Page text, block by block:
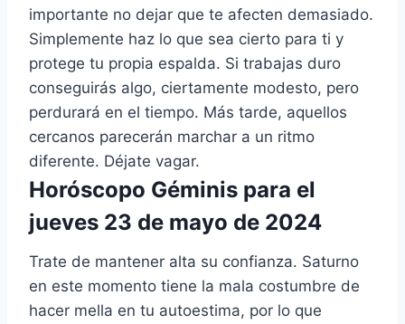
importante no dejar que te afecten demasiado.
Simplemente haz lo que sea cierto para ti y
protege tu propia espalda. Si trabajas duro
conseguirás algo, ciertamente modesto, pero
perdurará en el tiempo. Más tarde, aquellos
cercanos parecerán marchar a un ritmo
diferente. Déjate vagar.
Horóscopo Géminis para el
jueves 23 de mayo de 2024
Trate de mantener alta su confianza. Saturno
en este momento tiene la mala costumbre de
hacer mella en tu autoestima, por lo que